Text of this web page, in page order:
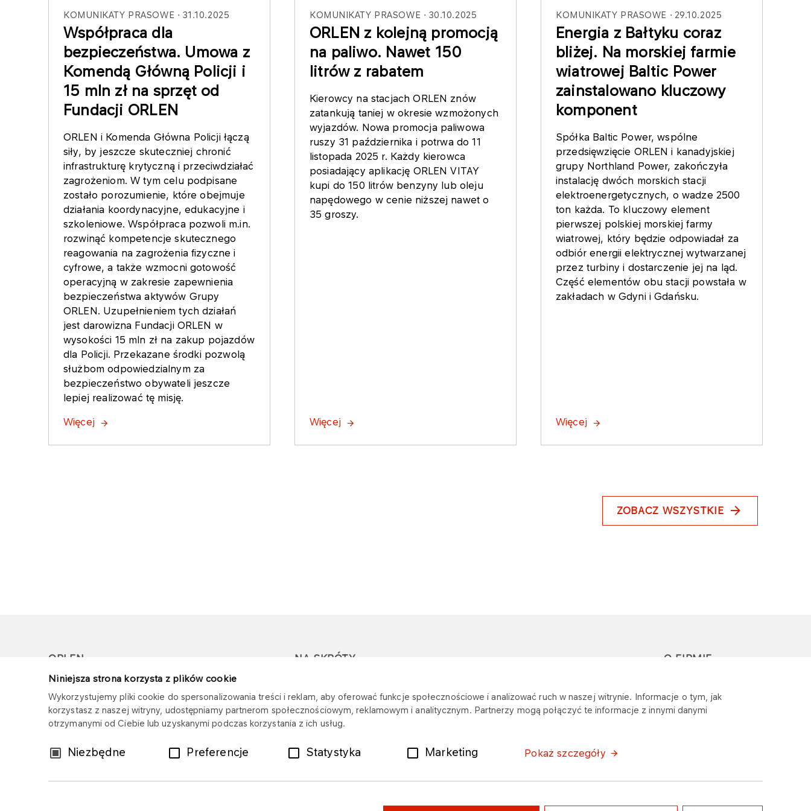
Niniejsza strona korzysta z plików cookie
Wykorzystujemy pliki cookie do spersonalizowania treści i reklam, aby oferować funkcje społecznościowe i analizować ruch w naszej witrynie. Informacje o tym, jak
korzystasz z naszej witryny, udostępniamy partnerom społecznościowym, reklamowym i analitycznym. Partnerzy mogą połączyć te informacje z innymi danymi
otrzymanymi od Ciebie lub uzyskanymi podczas korzystania z ich usług.
WybórNiezbędne Preferencje Statystyka Marketing Pokaż szczegóły
KOMUNIKATY PRASOWE 31.10.2025
Współpraca dla
bezpieczeństwa. Umowa z
Komendą Główną Policji i
15 mln zł na sprzęt od
Fundacji ORLEN
ORLEN i Komenda Główna Policji łączą
siły, by jeszcze skuteczniej chronić
infrastrukturę krytyczną i przeciwdziałać
zagrożeniom. W tym celu podpisane
zostało porozumienie, które obejmuje
działania koordynacyjne, edukacyjne i
szkoleniowe. Współpraca pozwoli m.in.
rozwinąć kompetencje skutecznego
reagowania na zagrożenia fizyczne i
cyfrowe, a także wzmocni gotowość
operacyjną w zakresie zapewnienia
bezpieczeństwa aktywów Grupy
ORLEN. Uzupełnieniem tych działań
jest darowizna Fundacji ORLEN w
wysokości 15 mln zł na zakup pojazdów
dla Policji. Przekazane środki pozwolą
służbom odpowiedzialnym za
bezpieczeństwo obywateli jeszcze
lepiej realizować tę misję.
Więcej
KOMUNIKATY PRASOWE 30.10.2025
ORLEN z kolejną promocją
na paliwo. Nawet 150
litrów z rabatem
Kierowcy na stacjach ORLEN znów
zatankują taniej w okresie wzmożonych
wyjazdów. Nowa promocja paliwowa
ruszy 31 października i potrwa do 11
listopada 2025 r. Każdy kierowca
posiadający aplikację ORLEN VITAY
kupi do 150 litrów benzyny lub oleju
napędowego w cenie niższej nawet o
35 groszy.
Więcej
KOMUNIKATY PRASOWE 29.10.2025
Energia z Bałtyku coraz
bliżej. Na morskiej farmie
wiatrowej Baltic Power
zainstalowano kluczowy
komponent
Spółka Baltic Power, wspólne
przedsięwzięcie ORLEN i kanadyjskiej
grupy Northland Power, zakończyła
instalację dwóch morskich stacji
elektroenergetycznych, o wadze 2500
ton każda. To kluczowy element
pierwszej polskiej morskiej farmy
wiatrowej, który będzie odpowiadał za
odbiór energii elektrycznej wytwarzanej
przez turbiny i dostarczenie jej na ląd.
Część elementów obu stacji powstała w
zakładach w Gdyni i Gdańsku.
Więcej
ZOBACZ WSZYSTKIE
ORLEN
Copyright © 1996-2026
Wszystkie prawa zastrzeżone
NA SKRÓTY
oszustwami
Mapa stacji
Dotacje
reklamację
O FIRMIE
Wymagania